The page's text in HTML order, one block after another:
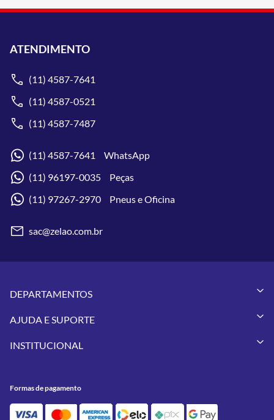
ATENDIMENTO
(11) 4587-7641
(11) 4587-0521
(11) 4587-7487
(11) 4587-7641 WhatsApp
(11) 96197-0035 Peças
(11) 97267-2970 Pneus e Oficina
sac@zelao.com.br
DEPARTAMENTOS
Vestuários
Pneus
Utilidades
Feminino
AJUDA E SUPORTE
Meus Pedidos
Política de Privacidade
INSTITUCIONAL
Contato
Formas de pagamento